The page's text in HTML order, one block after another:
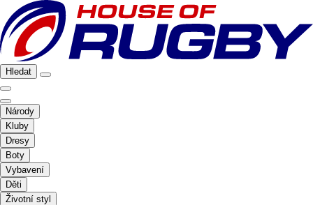
Hledat
Národy
Kluby
Dresy
Boty
Vybavení
Děti
Životní styl